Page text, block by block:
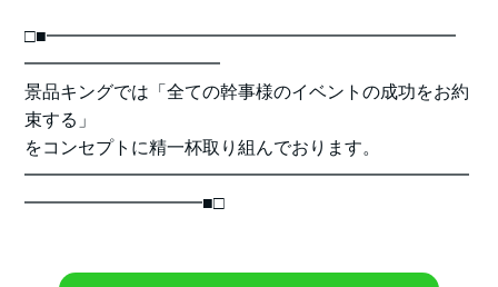
□■━━━━━━━━━━━━━━━━━━━━━━━
━━━━━━━━━━━
景品キングでは「全ての幹事様のイベントの成功をお約
束する」
をコンセプトに精一杯取り組んでおります。
━━━━━━━━━━━━━━━━━━━━━━━━━
━━━━━━━━━━■□